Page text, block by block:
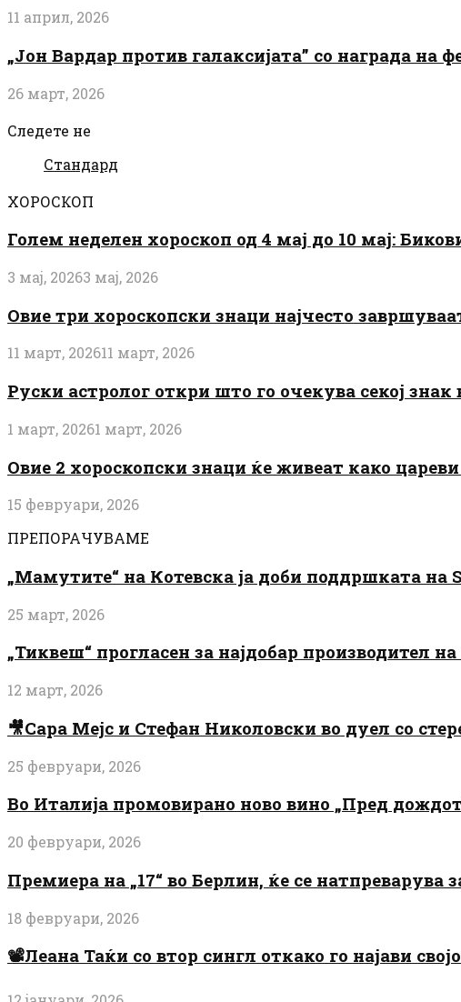
11 април, 2026
„Јон Вардар против галаксијата” со награда
26 март, 2026
Следете не
Стандард
ХОРОСКОП
Голем неделен хороскоп од 4 мај до 10 мај:
3 мај, 20263 мај, 2026
Овие три хороскопски знаци најчесто
11 март, 202611 март, 2026
Руски астролог откри што го очекува секој
1 март, 20261 март, 2026
Овие 2 хороскопски знаци ќе живеат како
15 февруари, 2026
ПРЕПОРАЧУВАМЕ
„Мамутите“ на Котевска ја доби поддршката на
25 март, 2026
„Тиквеш“ прогласен за најдобар производител
12 март, 2026
🎥Сара Мејс и Стефан Николовски во дуел со
25 февруари, 2026
Во Италија промовирано ново вино „Пред
20 февруари, 2026
Премиера на „17“ во Берлин, ќе се
18 февруари, 2026
📽️Леана Таќи со втор сингл откако го најави